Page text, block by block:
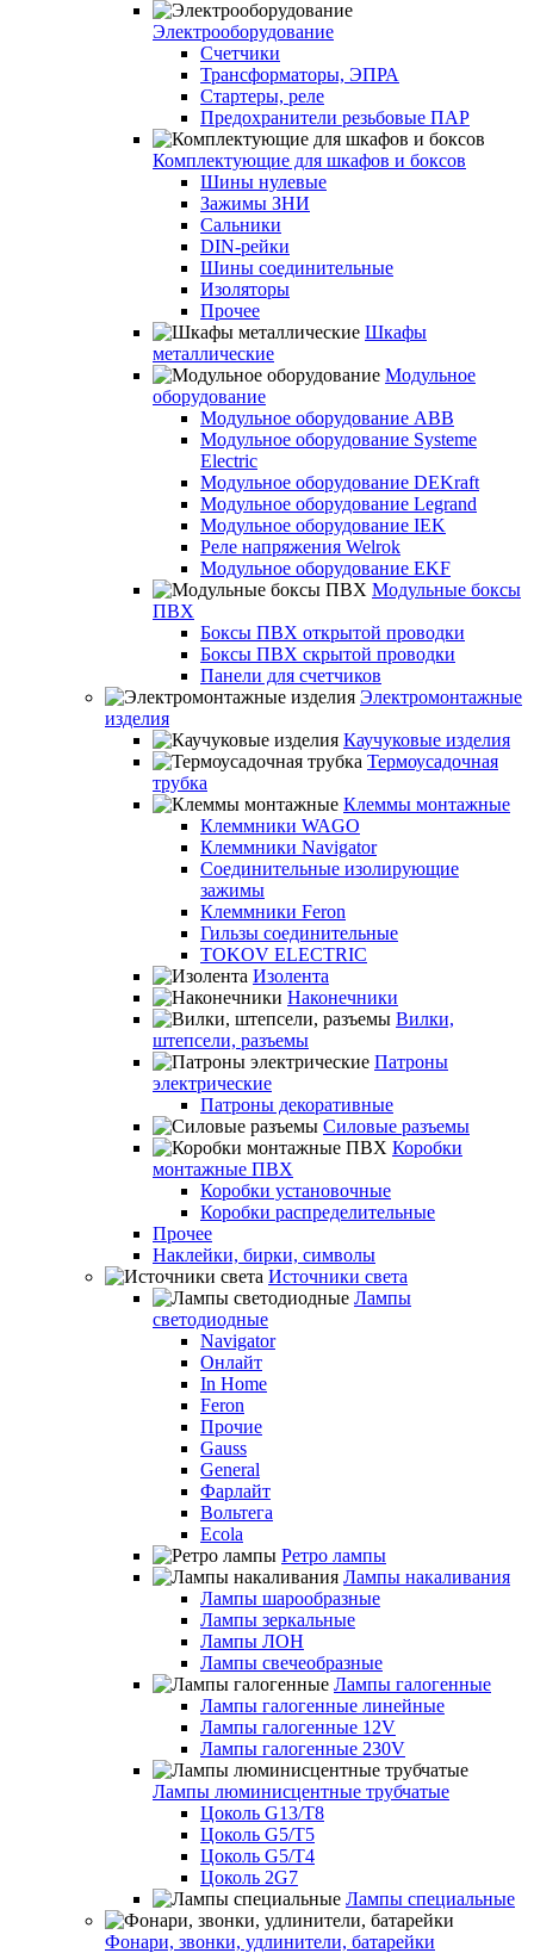
Электрооборудование
Счетчики
Трансформаторы, ЭПРА
Стартеры, реле
Предохранители резьбовые ПАР
Комплектующие для шкафов и боксов
Шины нулевые
Зажимы ЗНИ
Сальники
DIN-рейки
Шины соединительные
Изоляторы
Прочее
Шкафы
металлические
Модульное
оборудование
Модульное оборудование ABB
Модульное оборудование Systeme
Electric
Модульное оборудование DEKraft
Модульное оборудование Legrand
Модульное оборудование IEK
Реле напряжения Welrok
Модульное оборудование EKF
Модульные боксы
ПВХ
Боксы ПВХ открытой проводки
Боксы ПВХ скрытой проводки
Панели для счетчиков
Электромонтажные
изделия
Каучуковые изделия
Термоусадочная
трубка
Клеммы монтажные
Клеммники WAGO
Клеммники Navigator
Соединительные изолирующие
зажимы
Клеммники Feron
Гильзы соединительные
TOKOV ELECTRIC
Изолента
Наконечники
Вилки,
штепсели, разъемы
Патроны
электрические
Патроны декоративные
Силовые разъемы
Коробки
монтажные ПВХ
Коробки установочные
Коробки распределительные
Прочее
Наклейки, бирки, символы
Источники света
Лампы
светодиодные
Navigator
Онлайт
In Home
Feron
Прочие
Gauss
General
Фарлайт
Вольтега
Ecola
Ретро лампы
Лампы накаливания
Лампы шарообразные
Лампы зеркальные
Лампы ЛОН
Лампы свечеобразные
Лампы галогенные
Лампы галогенные линейные
Лампы галогенные 12V
Лампы галогенные 230V
Лампы люминисцентные трубчатые
Цоколь G13/T8
Цоколь G5/Т5
Цоколь G5/T4
Цоколь 2G7
Лампы специальные
Фонари, звонки, удлинители, батарейки